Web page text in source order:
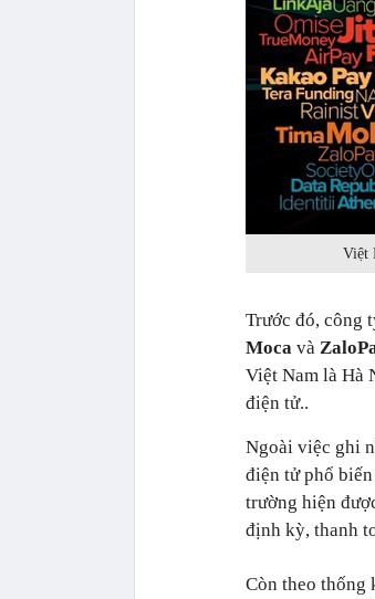
Việt
Trước đó, công
Moca và
Việt Nam là Hà
điện tử..
Ngoài việc ghi
điện tử phổ
trường hiện
định kỳ, thanh
Còn theo thống